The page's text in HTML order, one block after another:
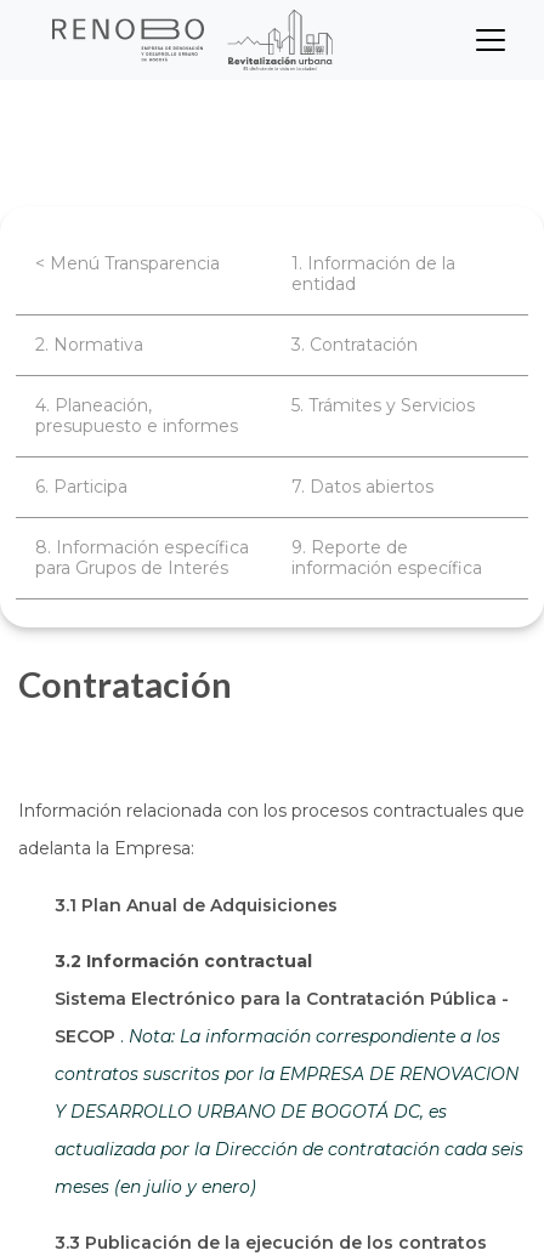
Sitio Web Empresa de
Transparencia
< Menú Transparencia
1. Información de la
entidad
2. Normativa 3. Contratación
4. Planeación,
presupuesto e informes
5. Trámites y Servicios
6. Participa 7. Datos abiertos
8. Información específica
para Grupos de Interés
9. Reporte de
información específica
Contratación
Información relacionada con los procesos contractuales que
adelanta la Empresa:
3.1 Plan Anual de Adquisiciones
3.2 Información contractual
Sistema Electrónico para la Contratación Pública -
SECOP Abre en una nueva ventana
. Nota: La información correspondiente a los
contratos suscritos por la EMPRESA DE RENOVACION
Y DESARROLLO URBANO DE BOGOTÁ DC, es
actualizada por la Dirección de contratación cada seis
meses (en julio y enero)
3.3 Publicación de la ejecución de los contratos